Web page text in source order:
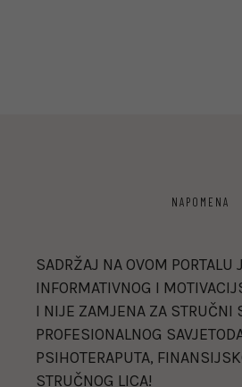
NAPOMENA
SADRŽAJ NA OVOM PORTALU
INFORMATIVNOG I
I NIJE ZAMJENA ZA STRUČNI
PROFESIONALNOG
PSIHOTERAPUTA,
STRUČNOG LICA!